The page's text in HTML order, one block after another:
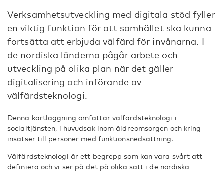
Verksamhetsutveckling med digitala stöd fyller
en viktig funktion för att samhället ska kunna
fortsätta att erbjuda välfärd för invånarna. I
de nordiska länderna pågår arbete och
utveckling på olika plan när det gäller
digitalisering och införande av
välfärdsteknologi.
Denna kartläggning omfattar välfärdsteknologi i
socialtjänsten, i huvudsak inom äldreomsorgen och kring
insatser till personer med funktionsnedsättning.
Välfärdsteknologi är ett begrepp som kan vara svårt att
definiera och vi ser på det på olika sätt i de nordiska